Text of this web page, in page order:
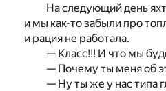
На следующий день
и мы как-то забыли про
и рация не работала.
— Класс!!! И что мы
— Почему ты меня об
— Ну ты же у нас типа